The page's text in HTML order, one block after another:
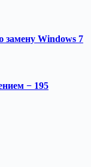
замену Windows 7
− 195